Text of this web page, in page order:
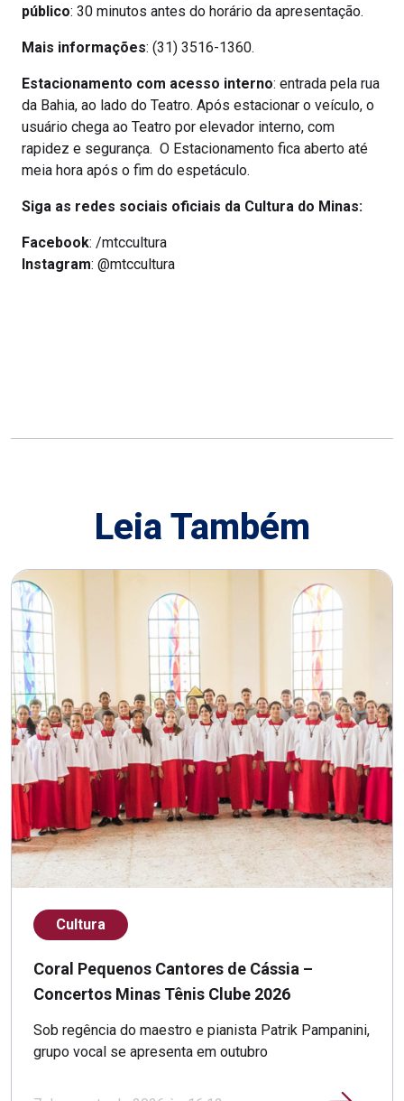
público: 30 minutos antes do horário da apresentação.
Mais informações: (31) 3516-1360.
Estacionamento com acesso interno: entrada pela rua
da Bahia, ao lado do Teatro. Após estacionar o veículo, o
usuário chega ao Teatro por elevador interno, com
rapidez e segurança. O Estacionamento fica aberto até
meia hora após o fim do espetáculo.
Siga as redes sociais oficiais da Cultura do Minas:
Facebook: /mtccultura
Instagram: @mtccultura
Leia Também
Cultura
Coral Pequenos Cantores de Cássia –
Concertos Minas Tênis Clube 2026
Sob regência do maestro e pianista Patrik Pampanini,
grupo vocal se apresenta em outubro